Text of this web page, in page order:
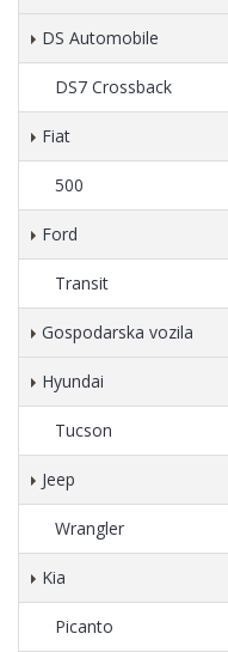
DS Automobile
DS7 Crossback
Fiat
500
Ford
Transit
Gospodarska vozila
Hyundai
Tucson
Jeep
Wrangler
Kia
Picanto